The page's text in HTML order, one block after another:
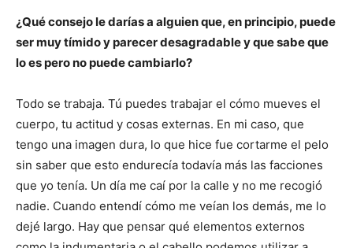
¿Qué consejo le darías a alguien que, en principio, puede
ser muy tímido y parecer desagradable y que sabe que
lo es pero no puede cambiarlo?
Todo se trabaja. Tú puedes trabajar el cómo mueves el
cuerpo, tu actitud y cosas externas. En mi caso, que
tengo una imagen dura, lo que hice fue cortarme el pelo
sin saber que esto endurecía todavía más las facciones
que yo tenía. Un día me caí por la calle y no me recogió
nadie. Cuando entendí cómo me veían los demás, me lo
dejé largo. Hay que pensar qué elementos externos